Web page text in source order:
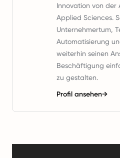
Innovation von der
Applied Sciences.
Unternehmertum,
Automatisierung
weiterhin seinen
Beschäftigung
zu gestalten.
Profil ansehen→